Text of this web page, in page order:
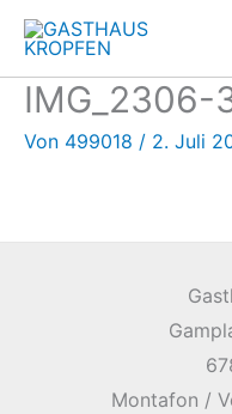
Zum
Inhalt
springen
IMG_2306-
Von 499018 / 2. Juli
Montafon /